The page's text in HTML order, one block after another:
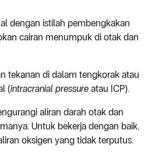
dengan istilah pembengkakan
cairan menumpuk di otak dan
tekanan di dalam tengkorak atau
(intracranial pressure atau ICP).
aliran darah otak dan
Untuk bekerja dengan baik,
oksigen yang tidak terputus.